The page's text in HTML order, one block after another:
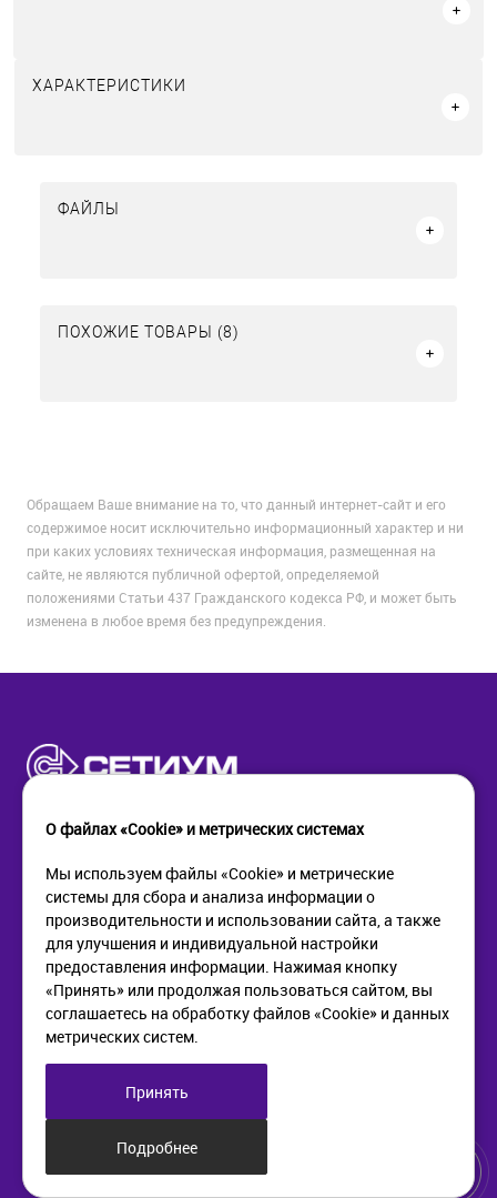
ХАРАКТЕРИСТИКИ
ФАЙЛЫ
ПОХОЖИЕ ТОВАРЫ (8)
Обращаем Ваше внимание на то, что данный интернет-сайт и его
содержимое носит исключительно информационный характер и ни
при каких условиях техническая информация, размещенная на
сайте, не являются публичной офертой, определяемой
положениями Статьи 437 Гражданского кодекса РФ, и может быть
изменена в любое время без предупреждения.
КОМПАНИЯ
О компании
Новости
Контакты
ПОМОЩЬ
Как купить
Доставка
Возврат
ИНФОРМАЦИЯ
Политика в отношении
обработки персональных
web@setium.ru
Малый пр. П.С., д 84-86
О файлах «Cookie» и метрических системах
Мы используем файлы «Cookie» и метрические
системы для сбора и анализа информации о
производительности и использовании сайта, а также
для улучшения и индивидуальной настройки
предоставления информации. Нажимая кнопку
«Принять» или продолжая пользоваться сайтом, вы
соглашаетесь на обработку файлов «Cookie» и данных
метрических систем.
Принять
Подробнее